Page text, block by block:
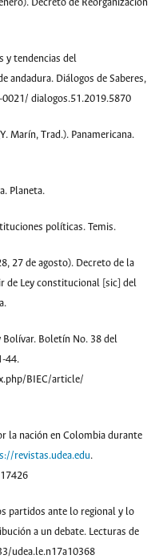
Decreto de Reorganización
y tendencias del
andadura. Diálogos de Saberes,
dialogos.51.2019.5870
Marín, Trad.). Panamericana.
Planeta.
políticas. Temis.
27 de agosto). Decreto de la
de Ley constitucional [sic] del
Bolívar. Boletín No. 38 del
44.
BIEC/article/
la nación en Colombia durante
revistas.udea.edu.
partidos ante lo regional y lo
a un debate. Lecturas de
udea.le.n17a10368